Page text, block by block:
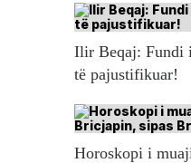
Ilir Beqaj: Fundi
të pajustifikuar!
Horoskopi i